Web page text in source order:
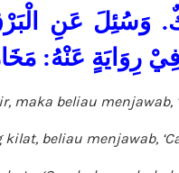
وَسُئِلَ عَنِ
maka beliau menjawab,
beliau menjawab,